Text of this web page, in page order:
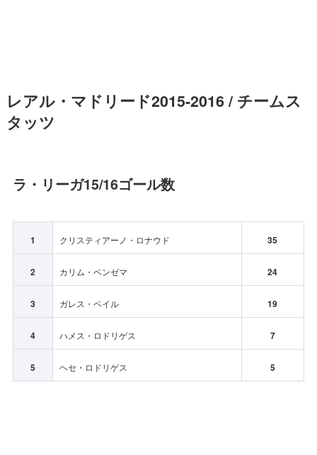
レアル・マドリード2015-2016 / チームス
タッツ
ラ・リーガ15/16ゴール数
1 クリスティアーノ・ロナウド 35
2 カリム・ベンゼマ 24
3 ガレス・ベイル 19
4 ハメス・ロドリゲス 7
5 ヘセ・ロドリゲス 5